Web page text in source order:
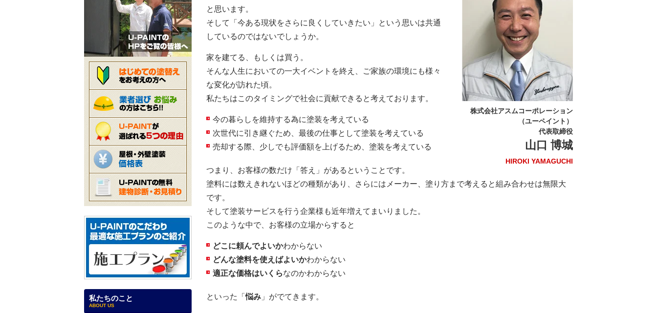
株式会社アスムコーポレーション
（ユーペイント）
代表取締役
山口 博城
HIROKI YAMAGUCHI
と思います。
そして「今ある現状をさらに良くしていきたい」という思いは共通
しているのではないでしょうか。
家を建てる、もしくは買う。
そんな人生においての一大イベントを終え、ご家族の環境にも様々
な変化が訪れた頃。
私たちはこのタイミングで社会に貢献できると考えております。
今の暮らしを維持する為に塗装を考えている
次世代に引き継ぐため、最後の仕事として塗装を考えている
売却する際、少しでも評価額を上げるため、塗装を考えている
つまり、お客様の数だけ「答え」があるということです。
塗料には数えきれないほどの種類があり、さらにはメーカー、塗り方まで考えると組み合わせは無限大
です。
そして塗装サービスを行う企業様も近年増えてまいりました。
このような中で、お客様の立場からすると
どこに頼んでよいかわからない
どんな塗料を使えばよいかわからない
適正な価格はいくらなのかわからない
といった「悩み 」がでてきます。
私たちのこと
ABOUT US